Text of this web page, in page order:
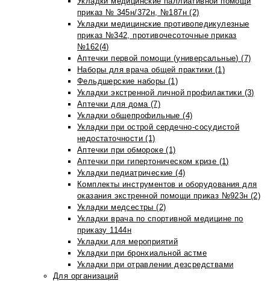
приказ № 345н/372н, №187н (2)
Укладки медицинские противопедикулезные
приказ №342, противочесоточные приказ
№162(4)
Аптечки первой помощи (универсальные) (7)
Наборы для врача общей практики (1)
Фельдшерские наборы (1)
Укладки экстренной личной профилактики (3)
Аптечки для дома (7)
Укладки общепрофильные (4)
Укладки при острой сердечно-сосудистой
недостаточности (1)
Аптечки при обмороке (1)
Аптечки при гипертоническом кризе (1)
Укладки педиатрические (4)
Комплекты инструментов и оборудования для
оказания экстренной помощи приказ №923н (2)
Укладки медсестры (2)
Укладки врача по спортивной медицине по
приказу 1144н
Укладки для мероприятий
Укладки при бронхиальной астме
Укладки при отравлении дезсредствами
Для организаций